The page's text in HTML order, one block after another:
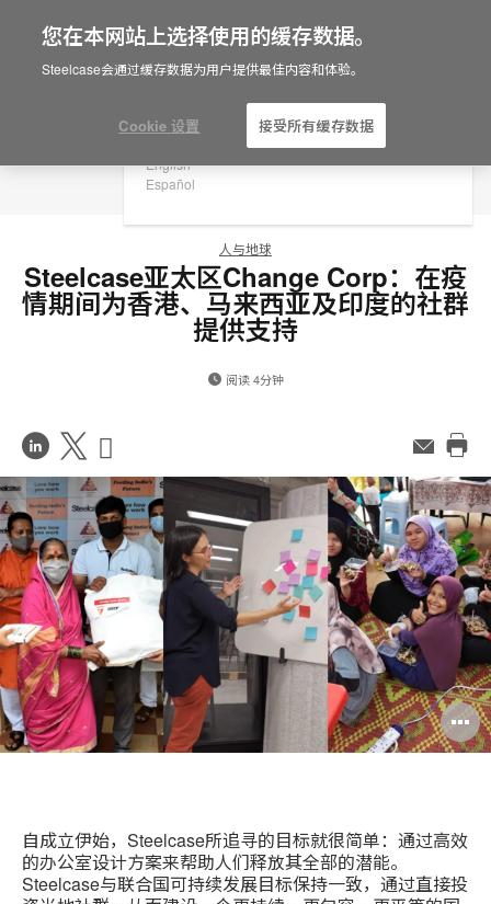
Are you in United States?
English
Español
人与地球
Steelcase亚太区Change Corp：在疫
情期间为香港、马来西亚及印度的社群
提供支持
阅读 4分钟
在
LinkedIn
分
享
Share
on
Weibo
on
Little
Red
Book
邮
印
此
页
自成立伊始，Steelcase所追寻的目标就很简单：通过高效
的办公室设计方案来帮助人们释放其全部的潜能。
Steelcase与联合国可持续发展目标保持一致，通过直接投
您在本网站上选择使用的缓存数据。
Steelcase会通过缓存数据为用户提供最佳内容和体验。
Cookie 设置 接受所有缓存数据